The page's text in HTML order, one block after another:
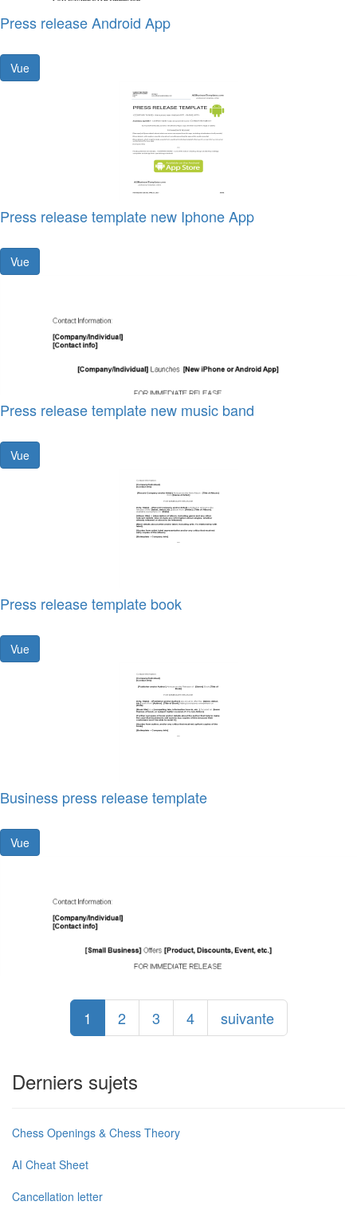
Press release Android App
Vue
Press release template new Iphone App
Vue
Press release template new music band
Vue
Press release template book
Vue
Business press release template
Vue
1 2 3 4 suivante
Derniers sujets
Chess Openings & Chess Theory
AI Cheat Sheet
Cancellation letter